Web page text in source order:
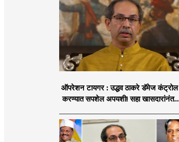
ऑपरेशन टायगर : उद्धव ठाकरे डॅमेज कंट्रोल
करण्यात सपशेल अपयशी! सहा खासदारांनंतर
चर्चा सुरू